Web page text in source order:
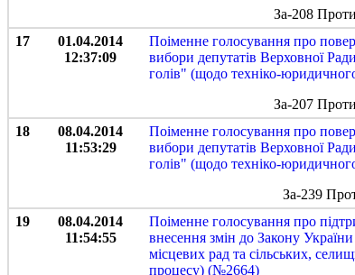
За-208
17
01.04.2014
12:37:09
Поіменне голосування про
вибори депутатів Верховної
голів" (щодо техніко-
За-207
18
08.04.2014
11:53:29
Поіменне голосування про
вибори депутатів Верховної
голів" (щодо техніко-
За-239
19
08.04.2014
11:54:55
Поіменне голосування про
внесення змін до Закону
місцевих рад та сільських,
процесу) (№2664)